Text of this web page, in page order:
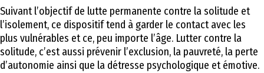
Suivant l’objectif de lutte permanente contre la solitude et
l’isolement, ce dispositif tend à garder le contact avec les
plus vulnérables et ce, peu importe l’âge. Lutter contre la
solitude, c’est aussi prévenir l’exclusion, la pauvreté, la perte
d’autonomie ainsi que la détresse psychologique et émotive.